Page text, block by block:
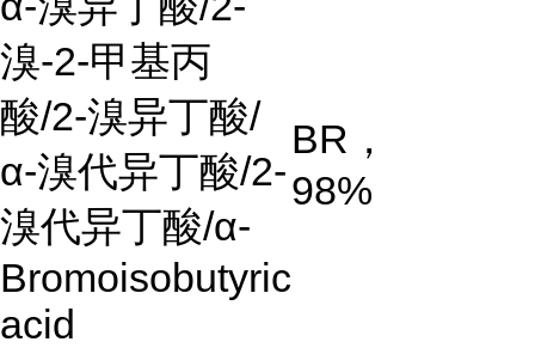
溴-2-甲基丙
酸/2-溴异丁酸/
α-溴代异丁酸/2-
溴代异丁酸/α-
Bromoisobutyric
acid
BR ，
98%